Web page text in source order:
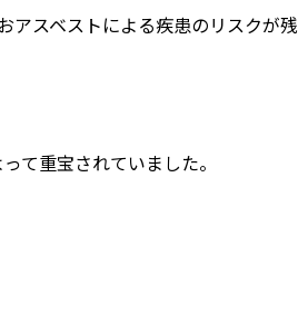
アスベストによる疾患のリスクが残
て重宝されていました。